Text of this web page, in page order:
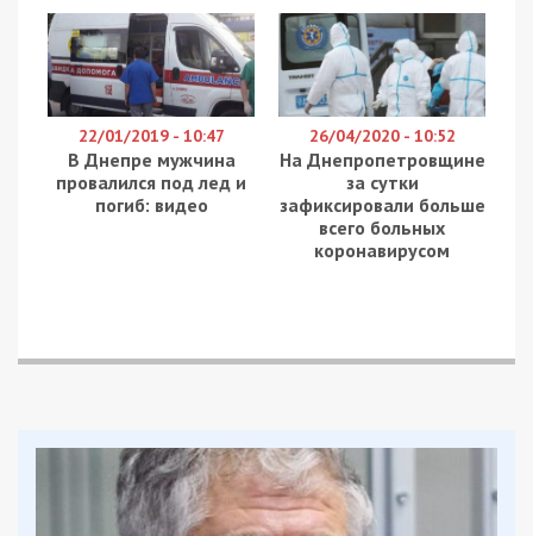
атакувала Нікопольський район
Дніпропетровщини безпілотниками. У всіх
громадах району обійшлося без постраждалих.
Про це повідомляє49000з посиланням на
Дніпропетровську ОВА.
Вдень у неділю під ворожим ударом були
Нікополь, Марганецька, Покровська,
Червоногригорівська і Мирівська громади.
Пошкоджені приватний будинок та
Дніпропетровщини.
Категории:Суспільство| Метки:війна,
обстріл
Рекламні блоки дають нам змогу